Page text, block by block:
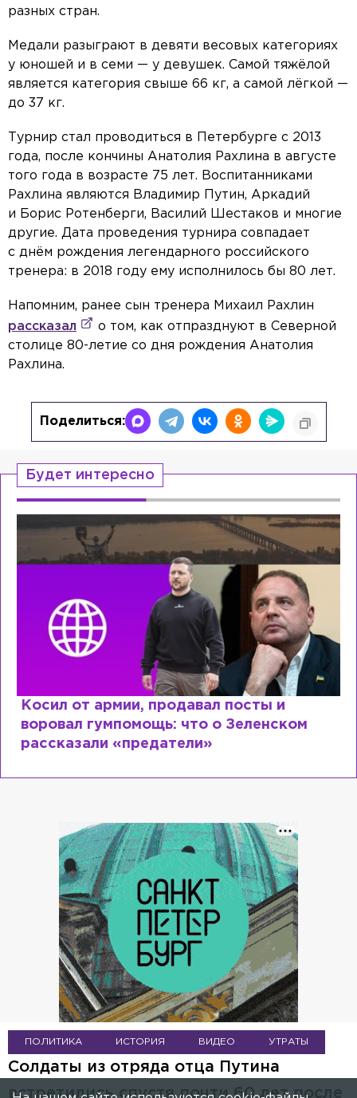
разных стран.
Медали разыграют в девяти весовых категориях
у юношей и в семи — у девушек. Самой тяжёлой
является категория свыше 66 кг, а самой лёгкой —
до 37 кг.
Турнир стал проводиться в Петербурге с 2013
года, после кончины Анатолия Рахлина в августе
того года в возрасте 75 лет. Воспитанниками
Рахлина являются Владимир Путин, Аркадий
и Борис Ротенберги, Василий Шестаков и многие
другие. Дата проведения турнира совпадает
с днём рождения легендарного российского
тренера: в 2018 году ему исполнилось бы 80 лет.
Напомним, ранее сын тренера Михаил Рахлин
рассказал
о том, как отпразднуют в Северной
столице 80-летие со дня рождения Анатолия
Рахлина.
Поделиться:
Будет интересно
Косил от армии, продавал посты и
воровал гумпомощь: что о Зеленском
рассказали «предатели»
ПОЛИТИКА ИСТОРИЯ ВИДЕО УТРАТЫ
Солдаты из отряда отца Путина
встретились спустя почти 60 лет после